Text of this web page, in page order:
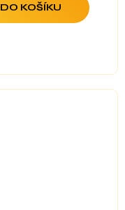
DO KOŠÍKU